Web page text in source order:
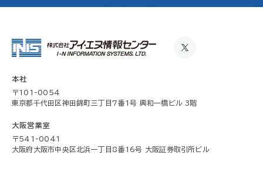
本社
〒101-0054
東京都千代田区神田錦町三丁目7番1号 興和一橋ビル 3階
大阪営業室
〒541-0041
大阪府大阪市中央区北浜一丁目8番16号 大阪証券取引所ビル